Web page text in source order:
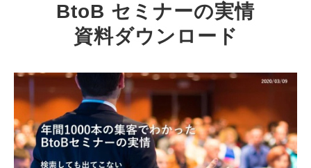
リード収集がしたい
アンケート調査がしたい
媒体資料ダウンロード
企画資料ダウンロード
BtoB セミナーの実情
資料ダウンロード